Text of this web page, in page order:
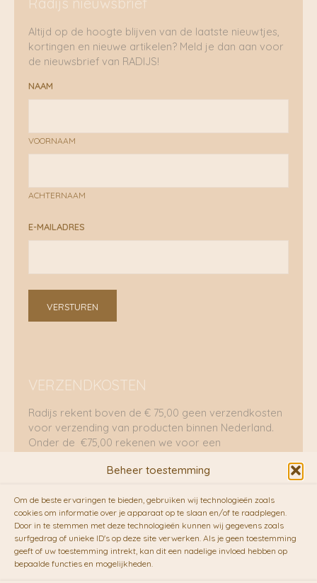
Beheer toestemming
Om de beste ervaringen te bieden, gebruiken wij technologieën zoals
cookies om informatie over je apparaat op te slaan en/of te raadplegen.
Door in te stemmen met deze technologieën kunnen wij gegevens zoals
surfgedrag of unieke ID's op deze site verwerken. Als je geen toestemming
geeft of uw toestemming intrekt, kan dit een nadelige invloed hebben op
bepaalde functies en mogelijkheden.
Altijd op de hoogte blijven van de laatste nieuwtjes,
kortingen en nieuwe artikelen? Meld je dan aan voor
de nieuwsbrief van RADIJS!
NAAM
VOORNAAM
ACHTERNAAM
E-MAILADRES
VERSTUREN
VERZENDKOSTEN
Radijs rekent boven de € 75,00 geen verzendkosten
voor verzending van producten binnen Nederland.
Onder de €75,00 rekenen we voor een
RADIJS werkt samen met de duurzame bezorgdienst
vanFietskoeriers.nl. Pakketten (mits voorradig) voor
10.00 uur besteld op een doordeweekse dag,
bezorgen zij soms nog op dezelfde dag in de
avonduren! Brievenbuspakjes de volgende dag. En